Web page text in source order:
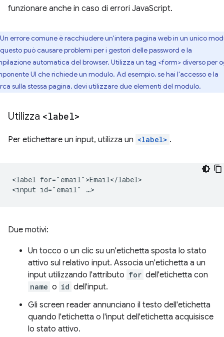
funzionare anche in caso di errori JavaScript.
Un errore comune è racchiudere un'intera pagina web in un unico
può causare problemi per i gestori delle password e la
automatica del browser. Utilizza un tag <form> diverso per
UI che richiede un modulo. Ad esempio, se hai l'accesso e la
sulla stessa pagina, devi utilizzare due elementi del modulo.
Utilizza <label>
Per etichettare un input, utilizza un <label> .
<label for="email">Email</label>
Due motivi:
Un tocco o un clic su un'etichetta sposta lo stato
attivo sul relativo input. Associa un'etichetta a un
input utilizzando l'attributo for dell'etichetta con
name o id dell'input.
Gli screen reader annunciano il testo dell'etichetta
quando l'etichetta o l'input dell'etichetta acquisisce
lo stato attivo.